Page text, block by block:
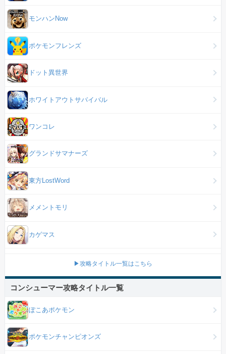
モンハンNow
ポケモンフレンズ
ドット異世界
ホワイトアウトサバイバル
ワンコレ
グランドサマナーズ
東方LostWord
メメントモリ
カゲマス
▶攻略タイトル一覧はこちら
コンシューマー攻略タイトル一覧
ぽこあポケモン
ポケモンチャンピオンズ